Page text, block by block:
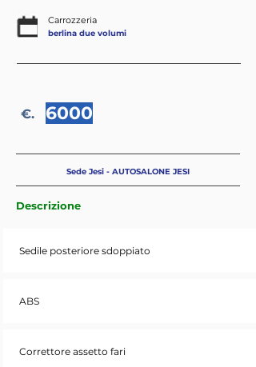
Carrozzeria
berlina due volumi
€. 6000
Sede Jesi - AUTOSALONE JESI
Descrizione
Sedile posteriore sdoppiato
ABS
Correttore assetto fari